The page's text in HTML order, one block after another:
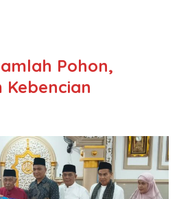
Pohon,
Kebencian